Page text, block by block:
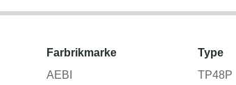
Farbrikmarke
AEBI
Type
TP48P